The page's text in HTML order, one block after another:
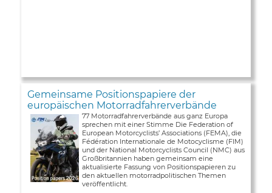
Gemeinsame Positionspapiere der
europäischen Motorradfahrerverbände
77 Motorradfahrerverbände aus ganz Europa
sprechen mit einer Stimme Die Federation of
European Motorcyclists’ Associations (FEMA), die
Fédération Internationale de Motocyclisme (FIM)
und der National Motorcyclists Council (NMC) aus
Großbritannien haben gemeinsam eine
aktualisierte Fassung von Positionspapieren zu
den aktuellen motorradpolitischen Themen
veröffentlicht.